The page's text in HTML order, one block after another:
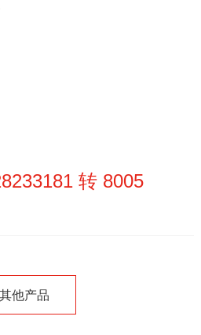
转 8005
其他产品